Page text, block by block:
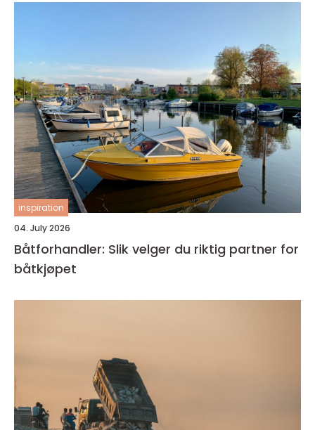
inspiration
04. July 2026
Båtforhandler: Slik velger du riktig partner for
båtkjøpet